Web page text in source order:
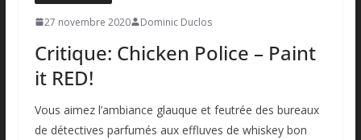
27 novembre 2020 Dominic Duclos
Critique: Chicken Police – Paint
it RED!
Vous aimez l’ambiance glauque et feutrée des bureaux
de détectives parfumés aux effluves de whiskey bon